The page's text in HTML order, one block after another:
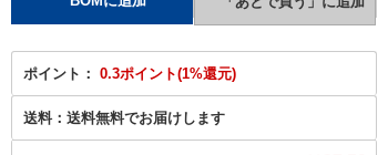
ポイント： 0.3ポイント(1%還元)
送料： 送料無料でお届けします